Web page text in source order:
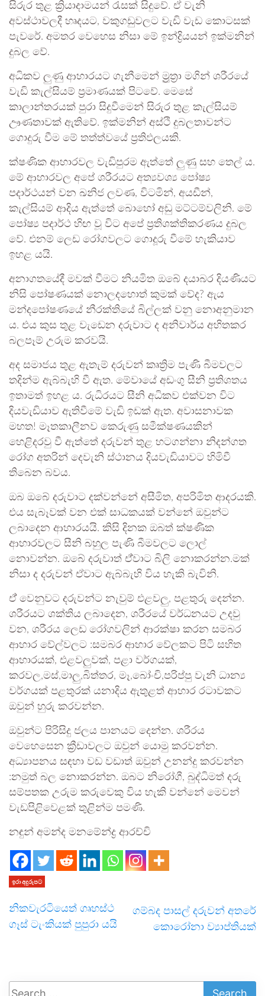
සිරුර තුළ ක්‍රියාදාමයන් රැසක් සිදුවේ. ඒ වැනි
අවස්ථාවලදී හෘදයට, වකුගඩුවලට වැඩි වැඩ කොටසක්
පැවරේ. අමතර වෙහෙස නිසා මේ ඉන්ද්‍රියයන් ඉක්මනින්
දුබල වේ.
අධිකව ලුණු ආහාරයට ගැනීමෙන් ම්‍රුත්‍රා මගින් ශරීරයේ
වැඩි කැල්සියම් ප්‍රමාණයක් පිටවේ. මෙසේ
කාලාන්තරයක් පුරා සිදුවීමෙන් සිරුර තුළ කැල්සියම්
ඌණතාවක් ඇතිවේ. ඉක්මනින් අස්ථි දුබලතාවන්ට
ගොදුරු වීම මේ තත්ත්වයේ ප්‍රතිඵලයකි.
ක්ෂණික ආහාරවල වැඩිපුරම ඇත්තේ ලුණු සහ තෙල් ය.
මේ ආහාරවල අපේ ශරීරයට අත්‍යවශ්‍ය පෝෂ්‍ය
පදාර්ථයන් වන ඛනිජ ලවණ, විටමින්, අයඩීන්,
කැල්සියම් ආදිය ඇත්තේ බොහෝ අඩු මට්ටම්වලිනි. මේ
පෝෂ්‍ය පදාර්ථ හිඟ වූ විට අපේ ප්‍රතිශක්තිකරණය දුබල
වේ. එනම් ලෙඩ රෝගවලට ගොදූරු වීමේ හැකියාව
ඉහළ යයි.
අනාගතයේදී මවක් වීමට නියමිත ඔ‌බේ දයාබර දියණියට
නිසි පෝෂණයක් නොලදහොත් කුමක් වේද? ඇය
මන්දපෝෂණයේ නීරක්තියේ බිල්ලක් වනු නොඅනුමාන
ය. එය කුස තුළ වැඩෙන දරුවාට ද අනිවාර්ය අහිතකර
බලපෑම් උරුම කරවයි.
අද සමාජය තුළ ඇතැම් දරුවන් කෘත්‍රිම පැණි බීමවලට
තදින්ම ඇබ්බැහි වී ඇත. මේවායේ අඩංගු සීනි ප්‍රතිශතය
ඉතාමත් ඉහළ ය. රුධිරයට සීනි අධිකව එක්වන විට
දියවැඩියාව ඇතිවීමේ වැඩි ඉඩක් ඇත. අවාසනාවක
මහත! මෑතකාලීනව කෙරුණු සමීක්ෂණයකින්
හෙළිදරවු වී ඇත්තේ දරුවන් තුළ හටගන්නා නිදන්ගත
රෝග අතරින් දෙවැනි ස්ථානය දියවැඩියාවට හිමිවී
තිබෙන බවය.
ඔබ ඔබේ දරුවාට දක්වන්නේ අසීමිත, අපරිමිත ආදරයකි.
එය සැබෑවක් වන එක් සාධකයක් වන්නේ ඔවුන්ට
ලබාදෙන ආහාරයයි. කිසි දිනක ඔබත් ක්ෂණික
ආහාරවලට සීනි බහුල පැණි බීමවලට ලොල්
නොවන්න. ඔබේ දරුවාත් ඒ්වාට බිලි නොකරන්න.මක්
නිසා ද දරුවන් ඒවාට ඇබ්බැහි විය හැකි බැවිනි.
ඒ් වෙනුවට දරුවන්ට නැවුම් එළවලු, පළතුරු දෙන්න.
ශරීරයට ශක්තිය ලබාදෙන, ශරීරයේ වර්ධනයට උදවු
වන, ශරීරය ලෙඩ රෝගවලින් ආරක්ෂා කරන සමබර
ආහාර වේල්වලට :සමබර ආහාර වේලකට පිටි සහිත
ආහාරයක්, එළවලුවක්, පළා වර්ගයක්,
කරවල,මස්,මාලු,බිත්තර, මෑ,බෝංචි,පරිප්පු වැනි ධාන්‍ය
වර්ගයක් පළතුරක් යනාදිය ඇතුළත් ආහාර රටාවකට
ඔවුන් හුරු කරවන්න.
ඔවුන්ට පිරිසිදු ජලය පානයට දෙන්න. ශරීරය
වෙහෙසෙන ක්‍රීඩාවලට ඔවුන් යොමු කරවන්න.
අධ්‍යාපනය සඳහා වඩ වඩාත් ඔවුන් උනන්දු කරවන්න
:නමුත් බල නොකරන්න. ඔබට නිරෝගී, බුද්ධිමත් දරු
සම්පතක උරුම කරුවෙකු විය හැකි වන්නේ මෙවන්
වැඩපිළිවෙළක් තුළින්ම පමණි.
නඳුන් අමන්ද මනමේන්ද්‍ර ආරච්චි
ඉරා අදුරුපට
නිකවැරටියෙත් ගෘහස්ථ
ගෑස් ටැංකියක් පුපුරා යයි
ගම්බද පාසල් දරුවන් අතරේ
කොරෝනා ව්‍යාප්තියක්